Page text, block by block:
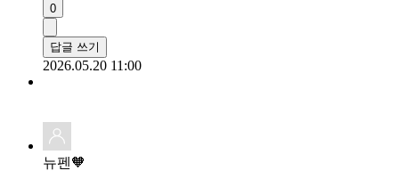
0
답글 쓰기
2026.05.20 11:00
뉴펜🧡